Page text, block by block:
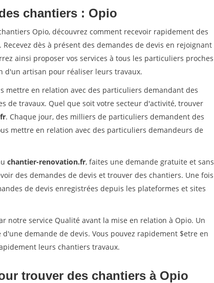
chantiers : Opio
Opio, découvrez comment recevoir rapidement des
dès à présent des demandes de devis en rejoignant
ainsi proposer vos services à tous les particuliers proches
d'un artisan pour réaliser leurs travaux.
mettre en relation avec des particuliers demandant des
de travaux. Quel que soit votre secteur d'activité, trouver
. Chaque jour, des milliers de particuliers demandent des
mettre en relation avec des particuliers demandeurs de
chantier-renovation.fr, faites une demande gratuite et sans
des demandes de devis et trouver des chantiers. Une fois
de devis enregistrées depuis les plateformes et sites
notre service Qualité avant la mise en relation à Opio. Un
demande de devis. Vous pouvez rapidement $etre en
leurs chantiers travaux.
trouver des chantiers à Opio